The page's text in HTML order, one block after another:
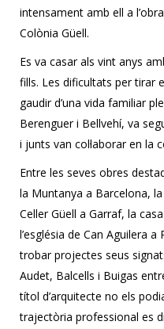
intensament amb ell a
Colònia Güell.
Es va casar als vint anys
fills. Les dificultats per tirar
gaudir d’una vida familiar
Berenguer i Bellvehí, va
i junts van col·laborar en la
Entre les seves obres
la Muntanya a Barcelona,
Celler Güell a Garraf, la
l’església de Can Aguilera
trobar projectes seus
Audet, Balcells i Buigas
títol d’arquitecte no els
trajectòria professional es